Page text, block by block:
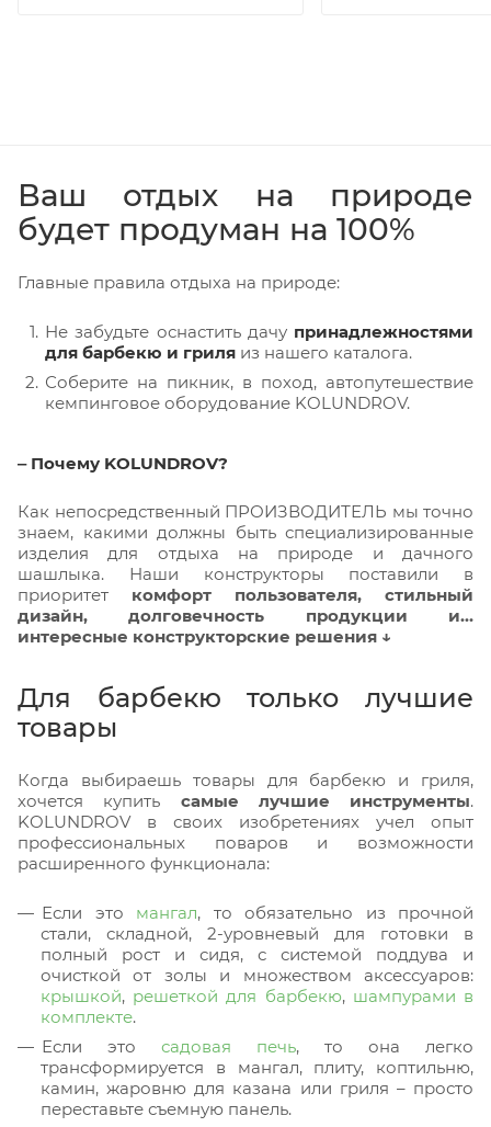
Ваш отдых на природе
будет продуман на 100%
Главные правила отдыха на природе:
Не забудьте оснастить дачу принадлежностями
для барбекю и гриля из нашего каталога.
Соберите на пикник, в поход, автопутешествие
кемпинговое оборудование KOLUNDROV.
‒ Почему KOLUNDROV?
Как непосредственный ПРОИЗВОДИТЕЛЬ мы точно
знаем, какими должны быть специализированные
изделия для отдыха на природе и дачного
шашлыка. Наши конструкторы поставили в
приоритет комфорт пользователя, стильный
дизайн, долговечность продукции и…
интересные конструкторские решения ↓
Для барбекю только лучшие
товары
Когда выбираешь товары для барбекю и гриля,
хочется купить самые лучшие инструменты.
KOLUNDROV в своих изобретениях учел опыт
профессиональных поваров и возможности
расширенного функционала:
Если это мангал, то обязательно из прочной
стали, складной, 2-уровневый для готовки в
полный рост и сидя, с системой поддува и
очисткой от золы и множеством аксессуаров:
крышкой, решеткой для барбекю, шампурами в
комплекте.
Если это садовая печь, то она легко
трансформируется в мангал, плиту, коптильню,
камин, жаровню для казана или гриля – просто
переставьте съемную панель.